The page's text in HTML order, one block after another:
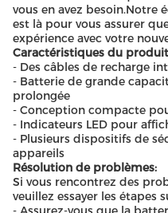
vous en avez
est là pour vous assurer
expérience avec votre
Caractéristiques du
- Des câbles de recharge
- Batterie de grande
prolongée
- Conception compacte
- Indicateurs LED pour
- Plusieurs dispositifs de
appareils
Résolution de problèmes:
Si vous rencontrez des
veuillez essayer les étapes